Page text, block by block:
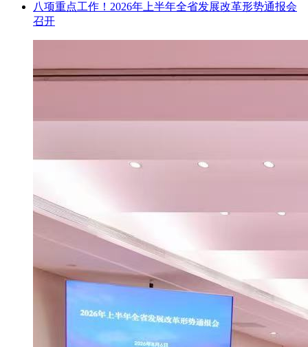
八项重点工作！2026年上半年全省发展改革形势通报会
召开